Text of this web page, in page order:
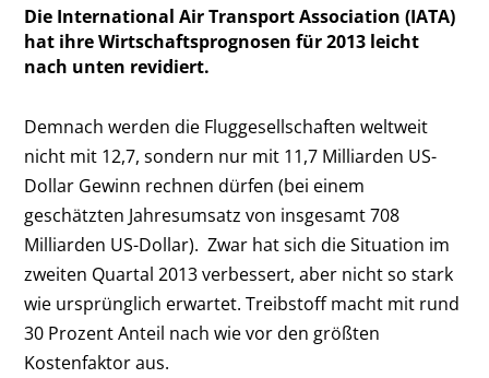
Die International Air Transport Association (IATA)
hat ihre Wirtschaftsprognosen für 2013 leicht
nach unten revidiert.
Demnach werden die Fluggesellschaften weltweit
nicht mit 12,7, sondern nur mit 11,7 Milliarden US-
Dollar Gewinn rechnen dürfen (bei einem
geschätzten Jahresumsatz von insgesamt 708
Milliarden US-Dollar). Zwar hat sich die Situation im
zweiten Quartal 2013 verbessert, aber nicht so stark
wie ursprünglich erwartet. Treibstoff macht mit rund
30 Prozent Anteil nach wie vor den größten
Kostenfaktor aus.